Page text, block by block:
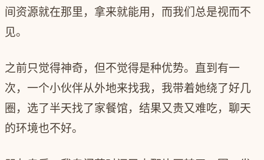
间资源就在那里，拿来就能用，而我们总是视而不
见。
之前只觉得神奇，但不觉得是种优势。直到有一
次，一个小伙伴从外地来找我，我带着她绕了好几
圈，选了半天找了家餐馆，结果又贵又难吃，聊天
的环境也不好。